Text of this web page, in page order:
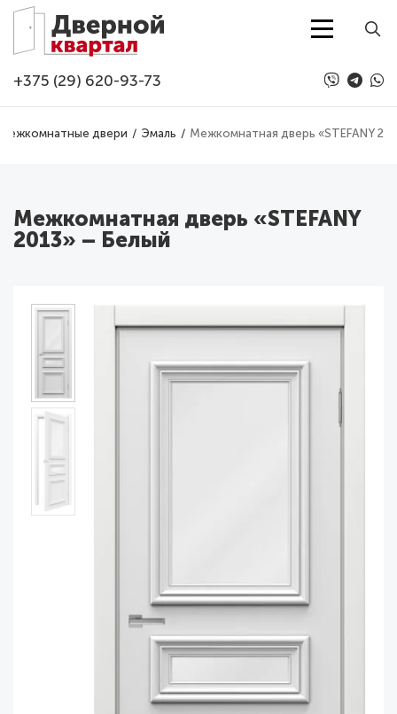
Перейти к основному содержанию
+375 (29) 620-93-73
двери Эмаль Межкомнатная дверь «STEFANY
Межкомнатная дверь «STEFANY
2013» – Белый